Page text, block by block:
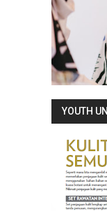
YOUTH